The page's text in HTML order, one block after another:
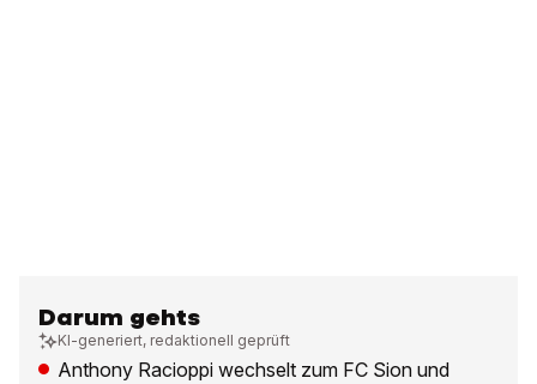
Darum gehts
KI-generiert, redaktionell geprüft
Anthony Racioppi wechselt zum FC Sion und